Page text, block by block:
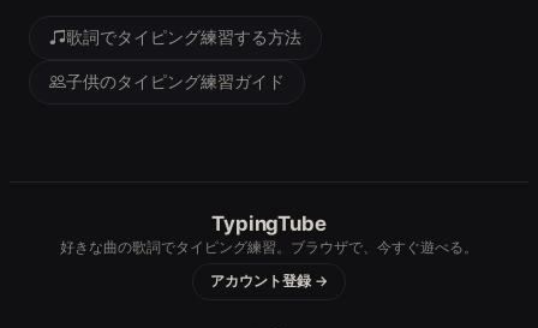
歌詞でタイピング練習する方法
子供のタイピング練習ガイド
TypingTube
好きな曲の歌詞でタイピング練習。ブラウザで、今すぐ遊べる。
アカウント登録 →